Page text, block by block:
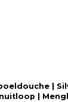
|
|